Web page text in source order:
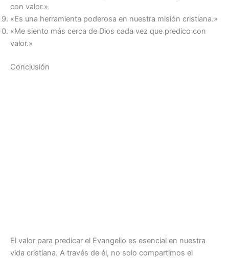
con valor.»
«Es una herramienta poderosa en nuestra misión cristiana.»
«Me siento más cerca de Dios cada vez que predico con
valor.»
Conclusión
El valor para predicar el Evangelio es esencial en nuestra
vida cristiana. A través de él, no solo compartimos el